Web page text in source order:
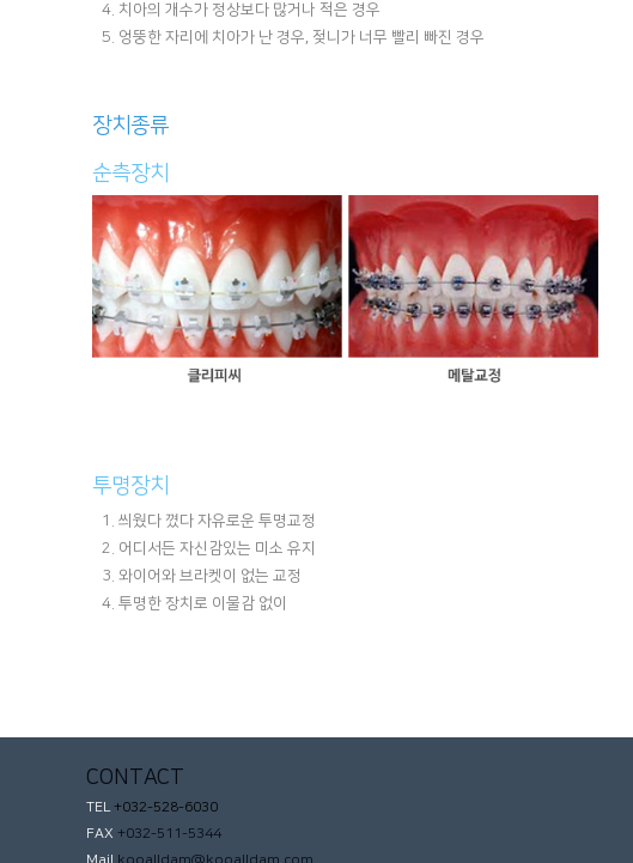
치아의 개수가 정상보다 많거나 적은 경우
엉뚱한 자리에 치아가 난 경우, 젖니가 너무 빨리 빠진 경우
장치종류
순측장치
투명장치
씌웠다 꼈다 자유로운 투명교정
어디서든 자신감있는 미소 유지
와이어와 브라켓이 없는 교정
투명한 장치로 이물감 없이
CONTACT
TEL+032-528-6030
FAX +032-511-5344